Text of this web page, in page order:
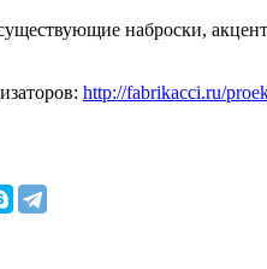
наброски,
http://fabrikacci.ru/